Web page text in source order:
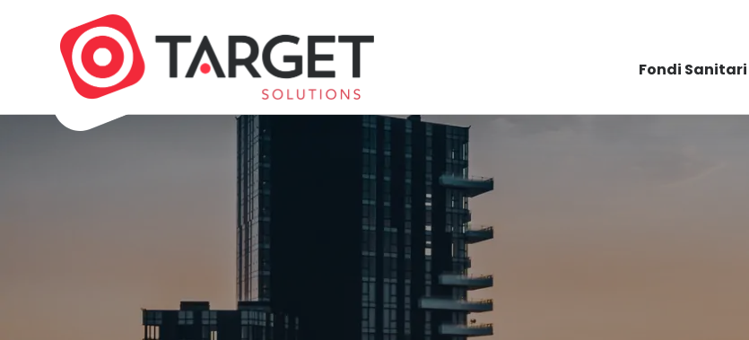
Fondi Sanitari